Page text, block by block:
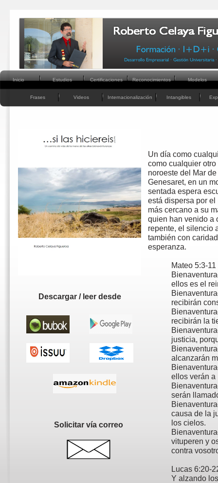
Inicio Estudios Certificaciones Reconocimientos Modelos
Frases Videos Internacionalización Intangibles
Un día como
como cualquier
noroeste del Mar
Genesaret, en un
sentada espera
está dispersa por
más cercano a su
quien han venido a
repente, el silencio
también con
esperanza.
Mateo 5:3-11
ellos es el
recibirán
recibirán la
justicia,
alcanzarán
ellos verán a
serán
causa de la
los cielos.
vituperen y
contra
Lucas 6:20-
Y alzando
Descargar / leer desde
Solicitar vía correo